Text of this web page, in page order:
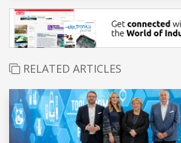
RELATED ARTICLES